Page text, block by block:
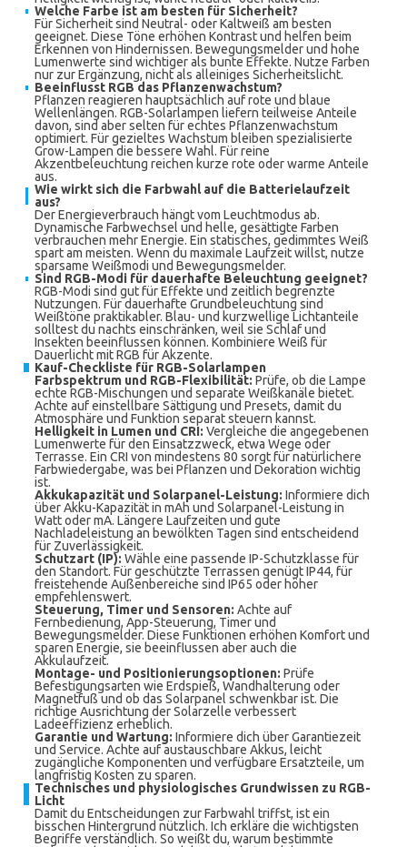
Welche Farbe ist am besten für Sicherheit?
Für Sicherheit sind Neutral- oder Kaltweiß am besten
geeignet. Diese Töne erhöhen Kontrast und helfen beim
Erkennen von Hindernissen. Bewegungsmelder und hohe
Lumenwerte sind wichtiger als bunte Effekte. Nutze Farben
nur zur Ergänzung, nicht als alleiniges Sicherheitslicht.
Beeinflusst RGB das Pflanzenwachstum?
Pflanzen reagieren hauptsächlich auf rote und blaue
Wellenlängen. RGB-Solarlampen liefern teilweise Anteile
davon, sind aber selten für echtes Pflanzenwachstum
optimiert. Für gezieltes Wachstum bleiben spezialisierte
Grow-Lampen die bessere Wahl. Für reine
Akzentbeleuchtung reichen kurze rote oder warme Anteile
aus.
Wie wirkt sich die Farbwahl auf die Batterielaufzeit
aus?
Der Energieverbrauch hängt vom Leuchtmodus ab.
Dynamische Farbwechsel und helle, gesättigte Farben
verbrauchen mehr Energie. Ein statisches, gedimmtes Weiß
spart am meisten. Wenn du maximale Laufzeit willst, nutze
sparsame Weißmodi und Bewegungsmelder.
Sind RGB-Modi für dauerhafte Beleuchtung geeignet?
RGB-Modi sind gut für Effekte und zeitlich begrenzte
Nutzungen. Für dauerhafte Grundbeleuchtung sind
Weißtöne praktikabler. Blau- und kurzwellige Lichtanteile
solltest du nachts einschränken, weil sie Schlaf und
Insekten beeinflussen können. Kombiniere Weiß für
Dauerlicht mit RGB für Akzente.
Kauf-Checkliste für RGB-Solarlampen
Farbspektrum und RGB-Flexibilität: Prüfe, ob die Lampe
echte RGB-Mischungen und separate Weißkanäle bietet.
Achte auf einstellbare Sättigung und Presets, damit du
Atmosphäre und Funktion separat steuern kannst.
Helligkeit in Lumen und CRI: Vergleiche die angegebenen
Lumenwerte für den Einsatzzweck, etwa Wege oder
Terrasse. Ein CRI von mindestens 80 sorgt für natürlichere
Farbwiedergabe, was bei Pflanzen und Dekoration wichtig
ist.
Akkukapazität und Solarpanel-Leistung: Informiere dich
über Akku-Kapazität in mAh und Solarpanel-Leistung in
Watt oder mA. Längere Laufzeiten und gute
Nachladeleistung an bewölkten Tagen sind entscheidend
für Zuverlässigkeit.
Schutzart (IP): Wähle eine passende IP-Schutzklasse für
den Standort. Für geschützte Terrassen genügt IP44, für
freistehende Außenbereiche sind IP65 oder höher
empfehlenswert.
Steuerung, Timer und Sensoren: Achte auf
Fernbedienung, App-Steuerung, Timer und
Bewegungsmelder. Diese Funktionen erhöhen Komfort und
sparen Energie, sie beeinflussen aber auch die
Akkulaufzeit.
Montage- und Positionierungsoptionen: Prüfe
Befestigungsarten wie Erdspieß, Wandhalterung oder
Magnetfuß und ob das Solarpanel schwenkbar ist. Die
richtige Ausrichtung der Solarzelle verbessert
Ladeeffizienz erheblich.
Garantie und Wartung: Informiere dich über Garantiezeit
und Service. Achte auf austauschbare Akkus, leicht
zugängliche Komponenten und verfügbare Ersatzteile, um
langfristig Kosten zu sparen.
Technisches und physiologisches Grundwissen zu RGB-
Licht
Damit du Entscheidungen zur Farbwahl triffst, ist ein
bisschen Hintergrund nützlich. Ich erkläre die wichtigsten
Begriffe verständlich. So weißt du, warum bestimmte